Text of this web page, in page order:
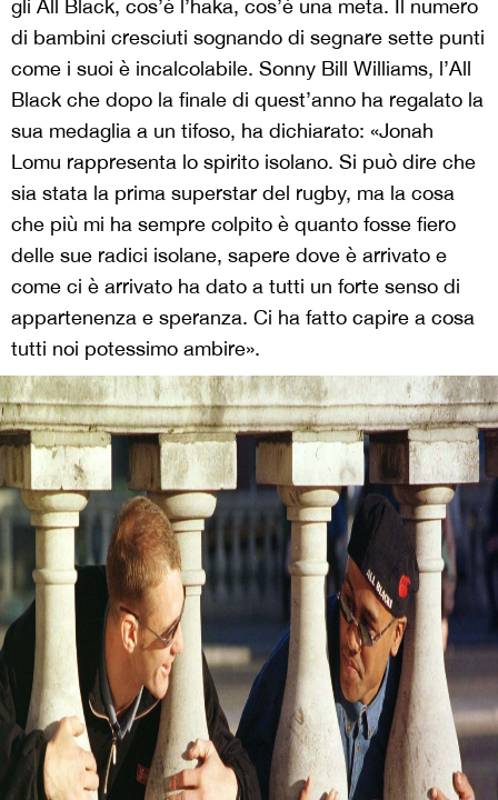
gli All Black, cos’è l’haka, cos’è una meta. Il numero
di bambini cresciuti sognando di segnare sette punti
come i suoi è incalcolabile. Sonny Bill Williams, l’All
Black che dopo la finale di quest’anno ha regalato la
sua medaglia a un tifoso, ha dichiarato: «Jonah
Lomu rappresenta lo spirito isolano. Si può dire che
sia stata la prima superstar del rugby, ma la cosa
che più mi ha sempre colpito è quanto fosse fiero
delle sue radici isolane, sapere dove è arrivato e
come ci è arrivato ha dato a tutti un forte senso di
appartenenza e speranza. Ci ha fatto capire a cosa
tutti noi potessimo ambire».